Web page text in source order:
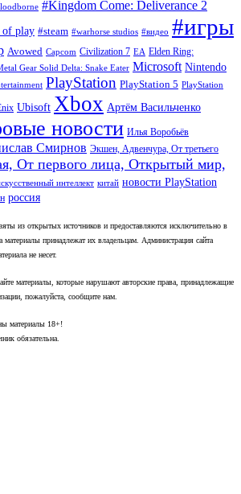
#Kingdom Come: Deliverance 2
of play #steam #warhorse studios #видео #игры
Avowed Capcom Civilization 7 EA Elden Ring:
Gear Solid Delta: Snake Eater Microsoft Nintendo
PlayStation PlayStation 5 PlayStation
Ubisoft Xbox Артём Васильченко
новости Илья Воробьёв
Смирнов Экшен, Адвенчура, От третьего
От первого лица, Открытый мир,
интеллект китай новости PlayStation
россия
из открытых источников и предоставляются исключительно в
принадлежат их владельцам. Администрация сайта
не несет.
материалы, которые нарушают авторские права, принадлежащие
пожалуйста, сообщите нам.
материалы 18+!
обязательна.